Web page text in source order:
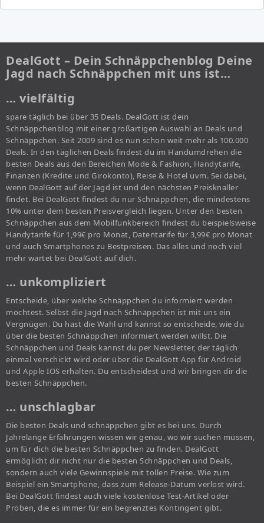
DealGott – Dein Schnäppchenblog Deine
Jagd nach Schnäppchen mit uns ist…
… vielfältig
spare täglich bei über 35 Deals. DealGott ist dein
Schnäppchenblog mit einer großartigen Auswahl an Deals und
Schnäppchen. Seit 2009 sind es nun schon weit mehr als 100.000
Deals. In den täglichen Deals findest du im Handumdrehen die
besten Deals aus den Bereichen Mode & Fashion, Handytarife,
Finanzen (Kredite und Girokonto), Reise & Hotel uvm. Sei dabei,
wenn DealGott auf der Jagd ist und den nächsten Preisknaller
findet. Bei DealGott findest du nur Schnäppchen, die mindestens
10% unter dem besten Preisvergleich liegen. Unter den besten
Schnäppchen aus dem Mobilfunkbereich findest du beispielsweise
Handytarife für 1,99€ pro Monat, Datentarife für 3,99€ pro Monat
und auch Smartphones zu Bestpreisen. Das alles und noch viel
mehr wartet bei DealGott auf dich.
… unkompliziert
Entscheide, über welche Schnäppchen du informiert werden
möchtest. Selbst die Jagd nach Schnäppchen ist mit uns ein
Vergnügen. Du hast die Wahl und kannst so entscheide, wie du
über die besten Schnäppchen informiert werden willst. Die
Schnäppchen und Deals kannst du per Newsletter, der täglich
einmal verschickt wird oder über die DealGott App für Android
und Apple IOS erhalten. Du entscheidest und wir bringen dir die
besten Schnäppchen.
… unschlagbar
Die besten Deals und schnäppchen gibt es bei uns. Durch
Jahrelange Erfahrungen wissen wir genau, wo wir suchen müssen,
um für dich die besten Schnäppchen zu finden. DealGott
ermöglicht dir nicht nur die besten Schnäppchen und Deals,
sondern auch viele Gewinnspiele mit tollen Preise. Wie zum
Beispiel ein Smartphone, dass zum Release-Datum verlost wird.
Bei DealGott findest auch viele kostenlose Test-Artikel oder
Proben, die es immer für ein begrenztes Kontingent gibt.